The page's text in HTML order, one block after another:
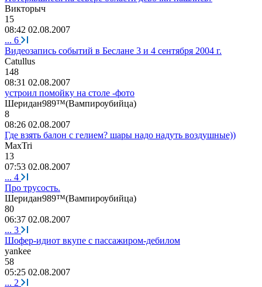
Виктoрыч
15
08:42 02.08.2007
... 6
Видеозапись событий в Беслане 3 и 4 сентября 2004 г.
Catullus
148
08:31 02.08.2007
устроил помойку на столе -фото
Шеридан989™(Вампироубийца)
8
08:26 02.08.2007
Где взять балон с гелием? шары надо надуть воздушные))
MaxTri
13
07:53 02.08.2007
... 4
Про трусость.
Шеридан989™(Вампироубийца)
80
06:37 02.08.2007
... 3
Шофер-идиот вкупе с пассажиром-дебилом
yankee
58
05:25 02.08.2007
... 2